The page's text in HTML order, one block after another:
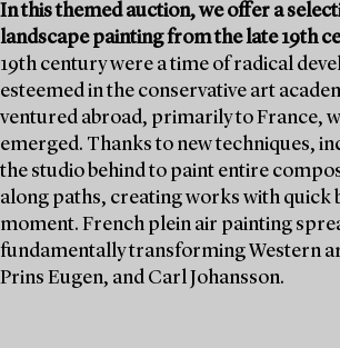
In this themed auction, we offer a
landscape painting from the late 19th
19th century were a time of radical
esteemed in the conservative art
ventured abroad, primarily to France,
emerged. Thanks to new techniques,
the studio behind to paint entire
along paths, creating works with
moment. French plein air painting
fundamentally transforming Western
Prins Eugen, and Carl Johansson.